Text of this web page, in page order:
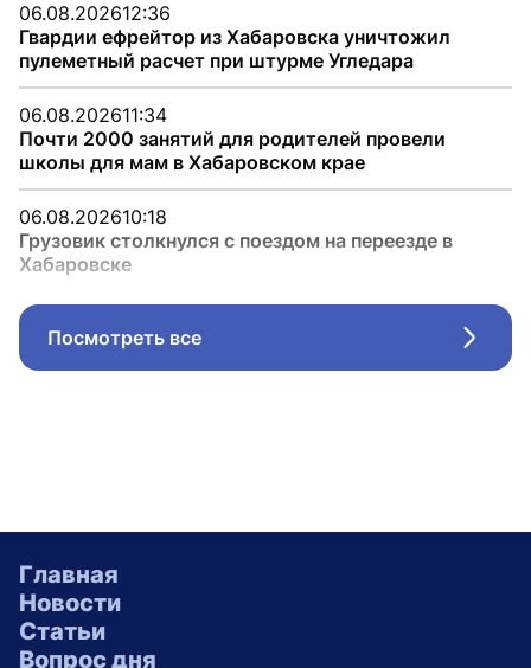
06.08.202612:36
Гвардии ефрейтор из Хабаровска уничтожил
пулеметный расчет при штурме Угледара
06.08.202611:34
Почти 2000 занятий для родителей провели
школы для мам в Хабаровском крае
06.08.202610:18
Грузовик столкнулся с поездом на переезде в
Хабаровске
Посмотреть все
Главная
Новости
Статьи
Вопрос дня